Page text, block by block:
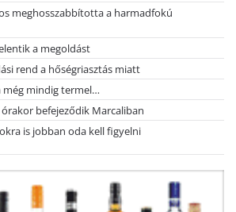
meghosszabbította a harmadfokú
a megoldást
rend a hőségriasztás miatt
még mindig termel…
befejeződik Marcaliban
is jobban oda kell figyelni